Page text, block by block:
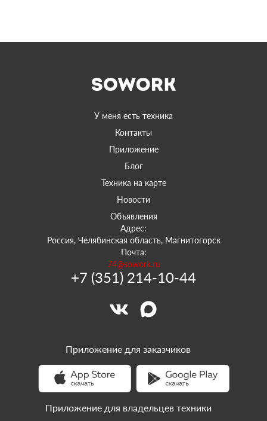
У меня есть техника
Контакты
Приложение
Блог
Техника на карте
Новости
Объявления
Адрес:
Россия, Челябинская область, Магнитогорск
Почта:
74@sowork.ru
+7 (351) 214-10-44
Приложение для заказчиков
Приложение для владельцев техники